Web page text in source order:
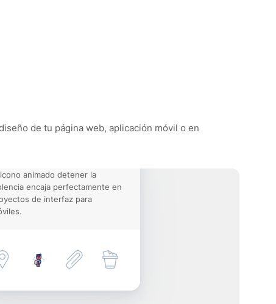
de tu página web, aplicación móvil o en
animado detener la
encaja perfectamente en
de interfaz para